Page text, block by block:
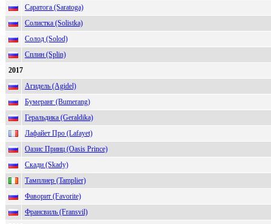
Саратога (Saratoga)
Солистка (Solistka)
Солод (Solod)
Сплин (Splin)
2017
Агидель (Agidel)
Бумеранг (Bumerang)
Геральдика (Geraldika)
Лафайет Про (Lafayet)
Оазис Принц (Oasis Prince)
Скади (Skady)
Тамплиер (Tamplier)
Фаворит (Favorite)
Франсвиль (Fransvil)